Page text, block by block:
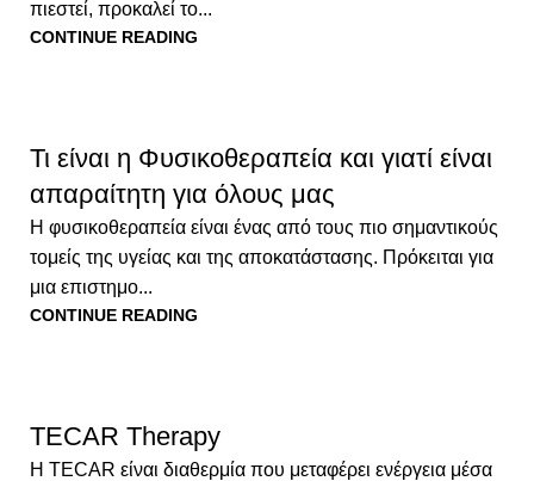
πιεστεί, προκαλεί το...
CONTINUE READING
Τι είναι η Φυσικοθεραπεία και γιατί είναι
απαραίτητη για όλους μας
Η φυσικοθεραπεία είναι ένας από τους πιο σημαντικούς
τομείς της υγείας και της αποκατάστασης. Πρόκειται για
μια επιστημο...
CONTINUE READING
TECAR Therapy
Η TECAR είναι διαθερμία που μεταφέρει ενέργεια μέσα